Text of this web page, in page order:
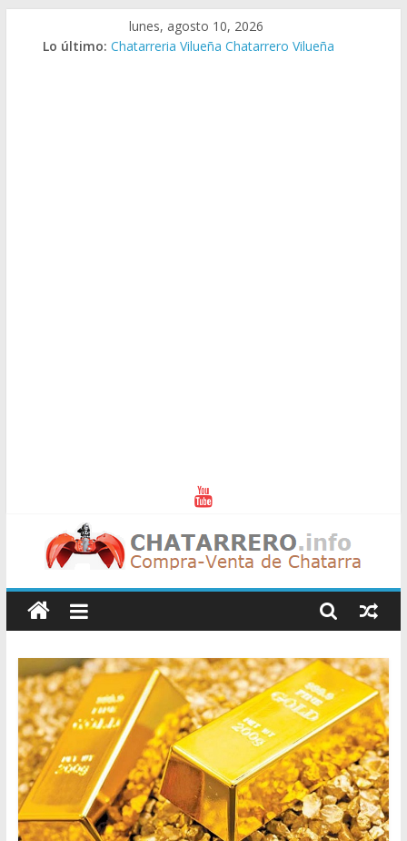
lunes, agosto 10, 2026
Lo último: Chatarreria Vilueña Chatarrero Vilueña
Chatarreros
–
Precio
de
Chatarra
Directorio